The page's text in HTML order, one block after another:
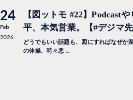
24
Feb
2026
【図ットモ #22】Podcast
平、本気営業。【#デジマ先
どうでもいい話題も、図にすればなぜか
の体操、時々悪 ...